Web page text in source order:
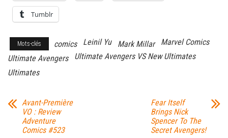
Tumblr
Mots-clés comics Leinil Yu Mark Millar
Marvel Comics
Ultimate Avengers
Ultimate Avengers VS New Ultimates
Ultimates
Avant-Première
VO : Review
Adventure
Comics #523
Fear Itself
Brings Nick
Spencer To The
Secret Avengers!